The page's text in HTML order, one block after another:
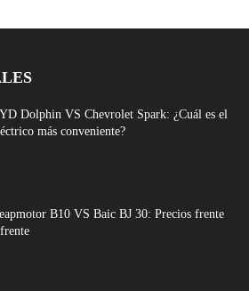
Dolphin VS Chevrolet Spark: ¿Cuál es el
más conveniente?
B10 VS Baic BJ 30: Precios frente